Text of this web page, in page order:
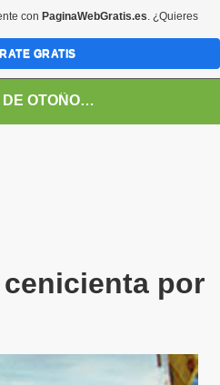
VIENTOS DE OTOÑO POR FANNY JEM WONG
por
ARTE-
con PaginaWebGratis.es. ¿Quieres
GRATIS